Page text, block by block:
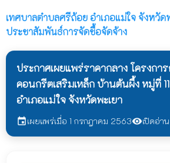
เทศบาลตำบลศรีถ้อย อำเภอแม่ใจ จังหวัด
ประชาสัมพันธ์การจัดชื้อจัดจ้าง
ประกาศเผยแพร่ราคากลาง โครงกา
คอนกรีตเสริมเหล็ก บ้านต้นผึ้ง หมู่ที่
อำเภอแม่ใจ จังหวัดพะเยา
eventเผยแพร่เมื่อ 1 กรกฎาคม 2563visibilityเปิดอ่า